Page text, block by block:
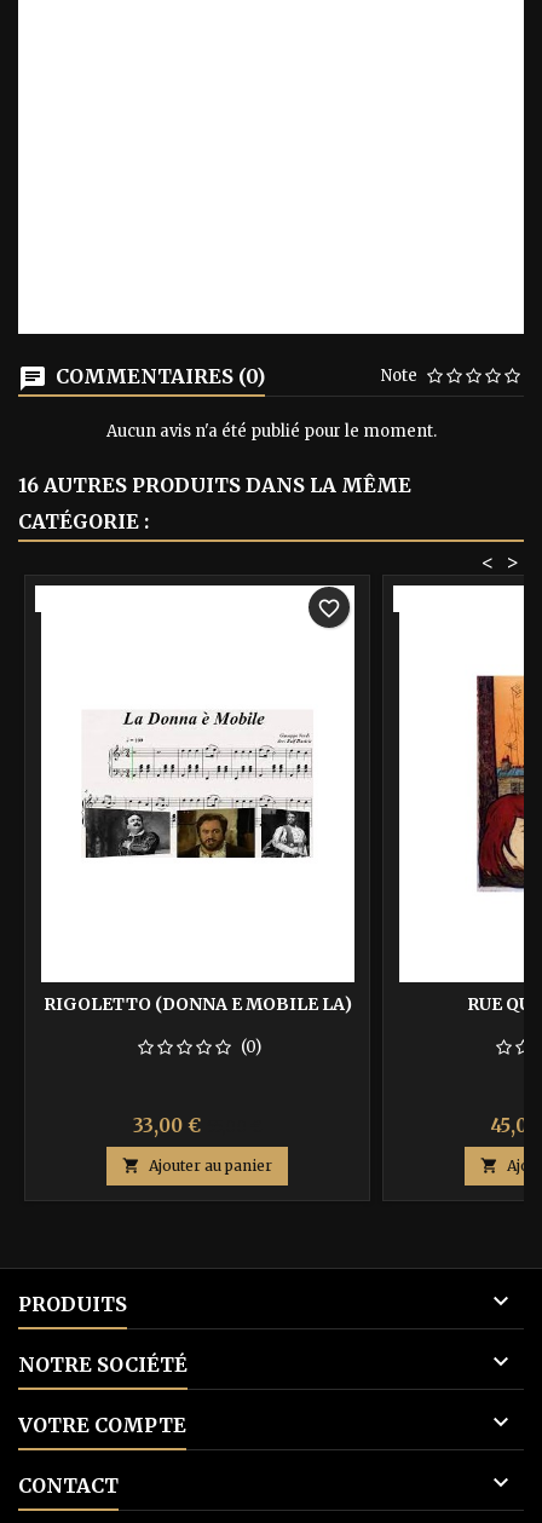
COMMENTAIRES (0) Note
Aucun avis n'a été publié pour le moment.
16 AUTRES PRODUITS DANS LA MÊME
CATÉGORIE :
>
<
RIGOLETTO (DONNA E MOBILE LA)
(0)
Prix
33,00 €
base
 Ajouter au panier
favorite_border
RUE
Prix

PRODUITS 
NOTRE SOCIÉTÉ 
VOTRE COMPTE 
CONTACT 